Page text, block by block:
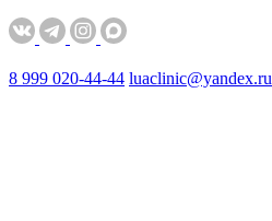
8 999 020-44-44 luaclinic@yandex.ru